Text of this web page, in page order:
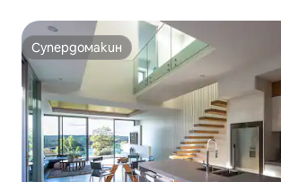
Супердомакин
Супердомакин